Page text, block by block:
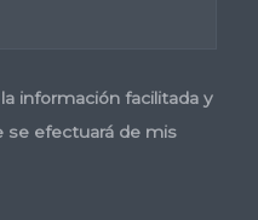
información facilitada y
se efectuará de mis